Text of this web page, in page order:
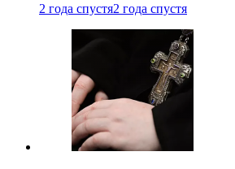
2 года спустя2 года спустя